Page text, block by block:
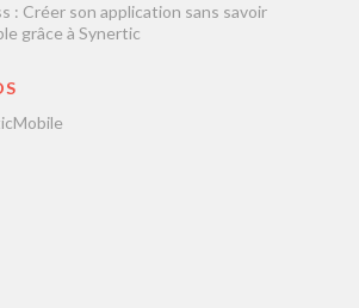
: Créer son application sans savoir
grâce à Synertic